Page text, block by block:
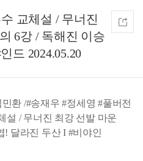
교체설 / 무너진
6강 / 독해진 이승
드 2024.05.20
환 /#송재우 #정세영 #풀버전
설 / 무너진 최강 선발 마운
! 달라진 두산 I #비야인